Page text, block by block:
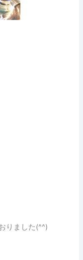
りました(^^)